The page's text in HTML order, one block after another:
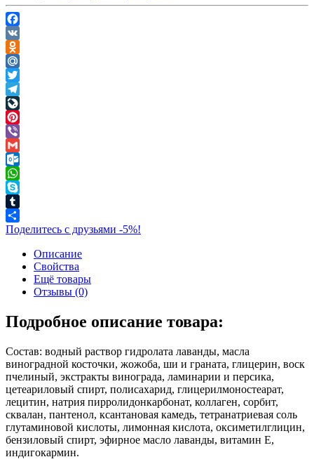
Facebook
VK
Odnoklassniki
Mail.Ru
Twitter
Telegram
LiveJournal
Pinterest
Viber
Gmail
Outlook.com
WhatsApp
Skype
Tumblr
Поделитесь с друзьями -5%!
Описание
Свойства
Ещё товары
Отзывы (0)
Подробное описание товара:
Состав: водный раствор гидролата лаванды, масла
виноградной косточки, жожоба, ши и граната, глицерин, воск
пчелиный, экстракты винограда, ламинарии и персика,
цетеариловый спирт, полисахарид, глицерилмоностеарат,
лецитин, натрия пирролидонкарбонат, коллаген, сорбит,
сквалан, пантенол, ксантановая камедь, тетранатриевая соль
глутаминовой кислоты, лимонная кислота, оксиметилглицин,
бензиловый спирт, эфирное масло лаванды, витамин Е,
индигокармин.